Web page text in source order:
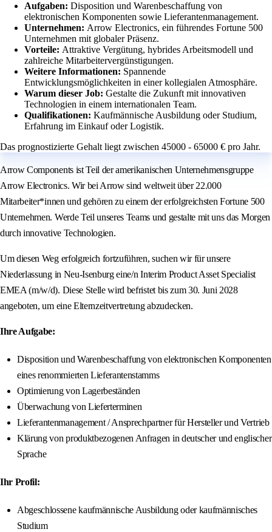
Aufgaben: Disposition und Warenbeschaffung von
elektronischen Komponenten sowie Lieferantenmanagement.
Unternehmen: Arrow Electronics, ein führendes Fortune 500
Unternehmen mit globaler Präsenz.
Vorteile: Attraktive Vergütung, hybrides Arbeitsmodell und
zahlreiche Mitarbeitervergünstigungen.
Weitere Informationen: Spannende
Entwicklungsmöglichkeiten in einer kollegialen Atmosphäre.
Warum dieser Job: Gestalte die Zukunft mit innovativen
Technologien in einem internationalen Team.
Qualifikationen: Kaufmännische Ausbildung oder Studium,
Erfahrung im Einkauf oder Logistik.
Das prognostizierte Gehalt liegt zwischen 45000 - 65000 € pro Jahr.
Arrow Components ist Teil der amerikanischen Unternehmensgruppe
Arrow Electronics. Wir bei Arrow sind weltweit über 22.000
Mitarbeiter*innen und gehören zu einem der erfolgreichsten Fortune 500
Unternehmen. Werde Teil unseres Teams und gestalte mit uns das Morgen
durch innovative Technologien.
Um diesen Weg erfolgreich fortzuführen, suchen wir für unsere
Niederlassung in Neu-Isenburg eine/n Interim Product Asset Specialist
EMEA (m/w/d). Diese Stelle wird befristet bis zum 30. Juni 2028
angeboten, um eine Elternzeitvertretung abzudecken.
Ihre Aufgabe:
Disposition und Warenbeschaffung von elektronischen Komponenten
eines renommierten Lieferantenstamms
Optimierung von Lagerbeständen
Überwachung von Lieferterminen
Lieferantenmanagement / Ansprechpartner für Hersteller und Vertrieb
Klärung von produktbezogenen Anfragen in deutscher und englischer
Sprache
Ihr Profil:
Abgeschlossene kaufmännische Ausbildung oder kaufmännisches
Studium